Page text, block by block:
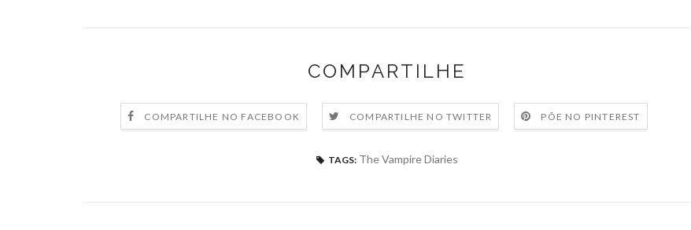
COMPARTILHE
COMPARTILHE NO FACEBOOK COMPARTILHE NO TWITTER PÕE NO PINTEREST
TAGS: The Vampire Diaries